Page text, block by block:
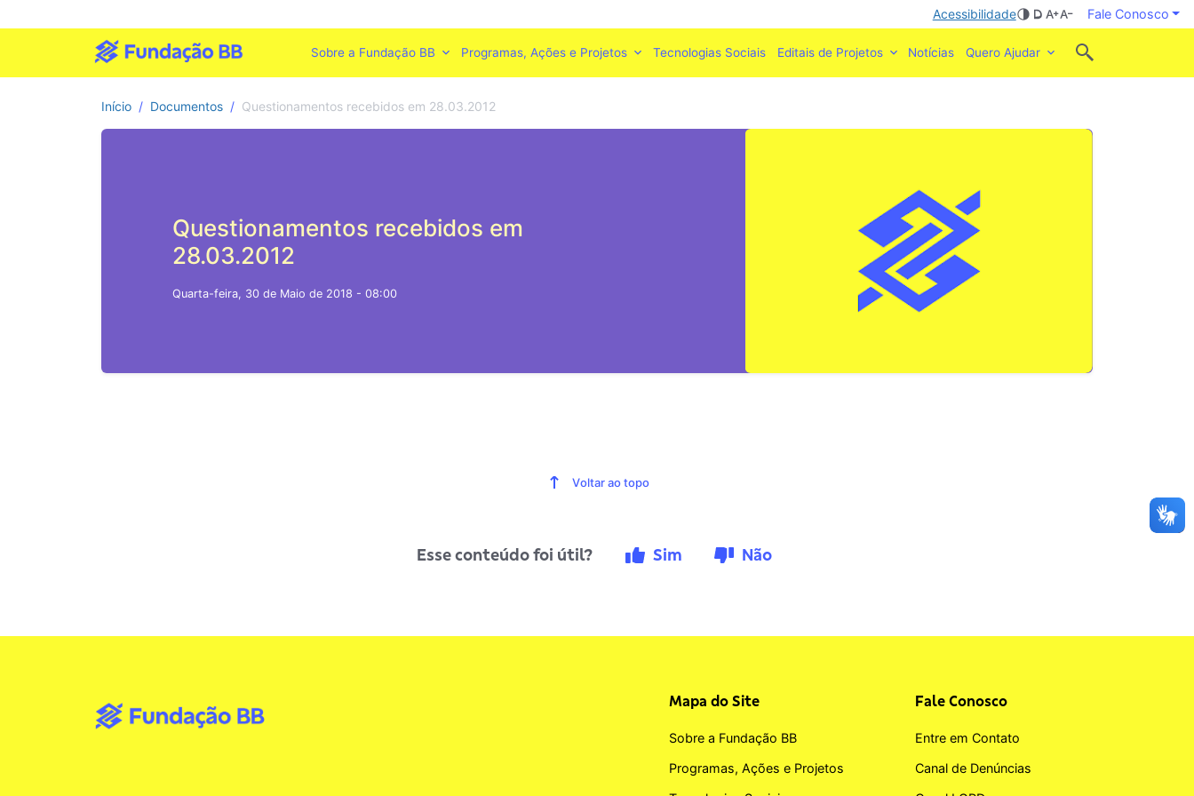
Acessibilidade Fale Conosco
Sobre a Fundação BB Programas, Ações e Projetos Tecnologias Sociais Editais de Projetos Notícias Quero Ajudar
Início Documentos Questionamentos recebidos em 28.03.2012
Questionamentos recebidos em
28.03.2012
Quarta-feira, 30 de Maio de 2018 - 08:00
Voltar ao topo
Esse conteúdo foi útil? Sim Não
Mapa do Site
Sobre a Fundação BB
Programas, Ações e Projetos
Fale Conosco
Entre em Contato
Canal de Denúncias